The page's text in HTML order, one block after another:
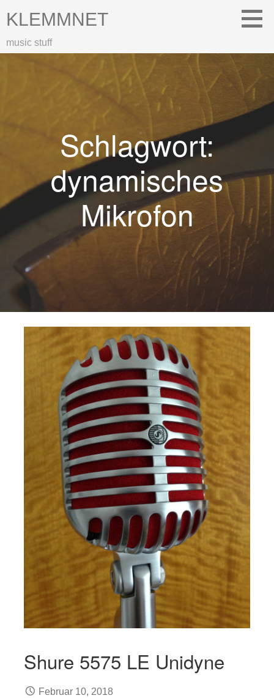
Inhalt
KLEMMNET
music stuff
Schlagwort:
dynamisches
Mikrofon
Shure 5575 LE Unidyne
Februar 10, 2018